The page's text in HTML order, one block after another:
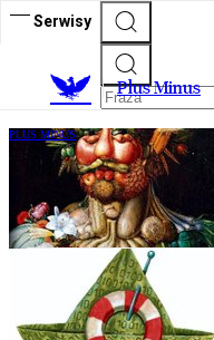
Serwisy
Plus Minus
PLUS MINUS
Rozwiązane
PLUS MINUS